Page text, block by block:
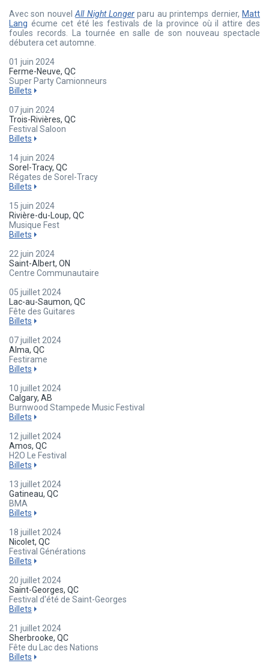
Avec son nouvelAll Night Longer paru au printemps dernier, Matt
Lang écume cet été les festivals de la province où il attire des
foules records. La tournée en salle de son nouveau spectacle
débutera cet automne.
01 juin 2024
Ferme-Neuve, QC
Super Party Camionneurs
Billets
07 juin 2024
Trois-Rivières, QC
Festival Saloon
Billets
14 juin 2024
Sorel-Tracy, QC
Régates de Sorel-Tracy
Billets
15 juin 2024
Rivière-du-Loup, QC
Musique Fest
Billets
22 juin 2024
Saint-Albert, ON
Centre Communautaire
05 juillet 2024
Lac-au-Saumon, QC
Fête des Guitares
Billets
07 juillet 2024
Alma, QC
Festirame
Billets
10 juillet 2024
Calgary, AB
Burnwood Stampede Music Festival
Billets
12 juillet 2024
Amos, QC
H2O Le Festival
Billets
13 juillet 2024
Gatineau, QC
BMA
Billets
18 juillet 2024
Nicolet, QC
Festival Générations
Billets
20 juillet 2024
Saint-Georges, QC
Festival d'été de Saint-Georges
Billets
21 juillet 2024
Sherbrooke, QC
Fête du Lac des Nations
Billets